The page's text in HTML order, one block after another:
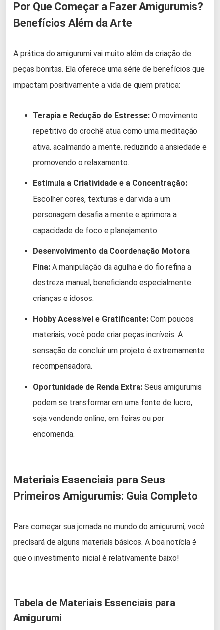
Por Que Começar a Fazer Amigurumis?
Benefícios Além da Arte
A prática do amigurumi vai muito além da criação de
peças bonitas. Ela oferece uma série de benefícios que
impactam positivamente a vida de quem pratica:
Terapia e Redução do Estresse: O movimento
repetitivo do crochê atua como uma meditação
ativa, acalmando a mente, reduzindo a ansiedade e
promovendo o relaxamento.
Estimula a Criatividade e a Concentração:
Escolher cores, texturas e dar vida a um
personagem desafia a mente e aprimora a
capacidade de foco e planejamento.
Desenvolvimento da Coordenação Motora
Fina: A manipulação da agulha e do fio refina a
destreza manual, beneficiando especialmente
crianças e idosos.
Hobby Acessível e Gratificante: Com poucos
materiais, você pode criar peças incríveis. A
sensação de concluir um projeto é extremamente
recompensadora.
Oportunidade de Renda Extra: Seus amigurumis
podem se transformar em uma fonte de lucro,
seja vendendo online, em feiras ou por
encomenda.
Materiais Essenciais para Seus
Primeiros Amigurumis: Guia Completo
Para começar sua jornada no mundo do amigurumi, você
precisará de alguns materiais básicos. A boa notícia é
que o investimento inicial é relativamente baixo!
Tabela de Materiais Essenciais para
Amigurumi